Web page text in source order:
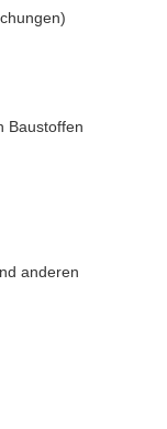
Baustoffen
anderen